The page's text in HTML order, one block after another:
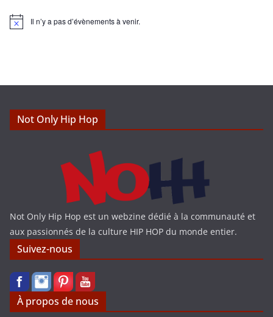
N
Il n’y a pas d’évènements à venir.
Not Only Hip Hop
Not Only Hip Hop est un webzine dédié à la communauté et
aux passionnés de la culture HIP HOP du monde entier.
Suivez-nous
À propos de nous